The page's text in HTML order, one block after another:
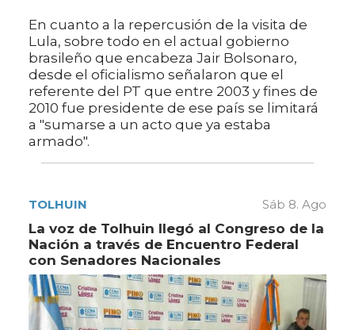
En cuanto a la repercusión de la visita de
Lula, sobre todo en el actual gobierno
brasileño que encabeza Jair Bolsonaro,
desde el oficialismo señalaron que el
referente del PT que entre 2003 y fines de
2010 fue presidente de ese país se limitará
a "sumarse a un acto que ya estaba
armado".
TOLHUIN Sáb 8. Ago
La voz de Tolhuin llegó al Congreso de la
Nación a través de Encuentro Federal
con Senadores Nacionales